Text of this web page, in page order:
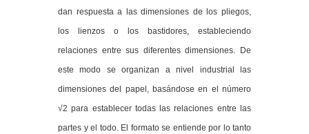
dan respuesta a las dimensiones de los pliegos,
los lienzos o los bastidores, estableciendo
relaciones entre sus diferentes dimensiones. De
este modo se organizan a nivel industrial las
dimensiones del papel, basándose en el número
√2 para establecer todas las relaciones entre las
partes y el todo. El formato se entiende por lo tanto